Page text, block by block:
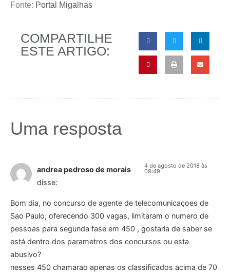
Fonte: Portal Migalhas
COMPARTILHE
ESTE ARTIGO:
Uma resposta
andrea pedroso de morais
disse:
4 de agosto de 2018 às
08:49
Bom dia, no concurso de agente de telecomunicaçoes de
Sao Paulo, oferecendo 300 vagas, limitaram o numero de
pessoas para segunda fase em 450 , gostaria de saber se
está dentro dos parametros dos concursos ou esta
abusivo?
nesses 450 chamarao apenas os classificados acima de 70